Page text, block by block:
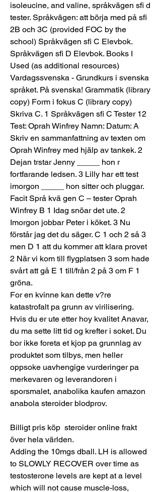
isoleucine, and valine, språkvägen sfi d
tester. Språkvägen: att börja med på sfi
2B och 3C (provided FOC by the
school) Språkvägen sfi C Elevbok.
Språkvägen sfi D Elevbok. Books I
Used (as additional resources)
Vardagssvenska - Grundkurs i svenska
språket. På svenska! Grammatik (library
copy) Form i fokus C (library copy)
Skriva C. 1 Språkvägen sfi C Tester 12
Test: Oprah Winfrey Namn: Datum: A
Skriv en sammanfattning av texten om
Oprah Winfrey med hjälp av tankek. 2
Dejan trstar Jenny _____ hon r
fortfarande ledsen. 3 Lilly har ett test
imorgon _____ hon sitter och pluggar.
Facit Språ kvä gen C – tester Oprah
Winfrey B 1 Idag snöar det ute. 2
Imorgon jobbar Peter i köket. 3 Nu
förstår jag det du säger. C 1 och 2 så 3
men D 1 att du kommer att klara provet
2 När vi kom till flygplatsen 3 som hade
svårt att gå E 1 till/från 2 på 3 om F 1
gröna.
For en kvinne kan dette v?re
katastrofalt pa grunn av virilisering.
Hvis du er ute etter hoy kvalitet Anavar,
du ma sette litt tid og krefter i soket. Du
bor ikke foreta et kjop pa grunnlag av
produktet som tilbys, men heller
oppsoke uavhengige vurderinger pa
merkevaren og leverandoren i
sporsmalet, anabolika kaufen amazon
anabola steroider blodprov.
Billigt pris köp  steroider online frakt
över hela världen.
Adding the 10mgs dball. LH is allowed
to SLOWLY RECOVER over time as
testosterone levels are kept at a level
which will not cause muscle-loss,